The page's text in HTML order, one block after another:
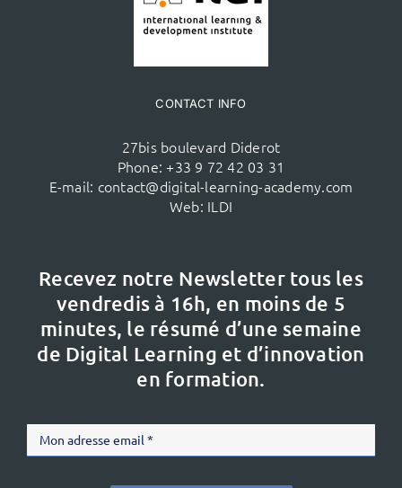
CONTACT INFO
27bis boulevard Diderot
Phone: +33 9 72 42 03 31
E-mail: contact@digital-learning-academy.com
Web: ILDI
Recevez notre Newsletter tous les
vendredis à 16h, en moins de 5
minutes, le résumé d’une semaine
de Digital Learning et d’innovation
en formation.